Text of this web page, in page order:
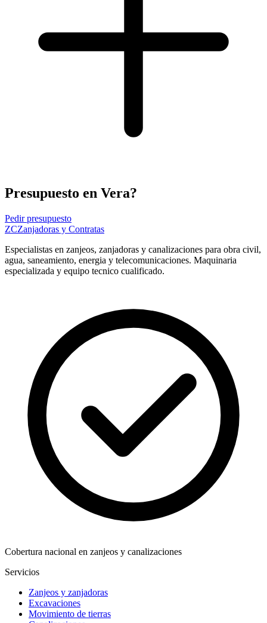
Presupuesto en Vera?
Pedir presupuesto
ZCZanjadoras y Contratas
Especialistas en zanjeos, zanjadoras y canalizaciones para obra civil,
agua, saneamiento, energia y telecomunicaciones. Maquinaria
especializada y equipo tecnico cualificado.
Cobertura nacional en zanjeos y canalizaciones
Servicios
Zanjeos y zanjadoras
Excavaciones
Movimiento de tierras